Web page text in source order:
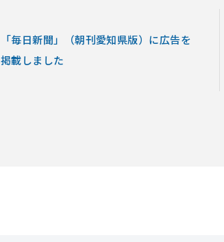
「毎日新聞」（朝刊愛知県版）に広告を
掲載しました